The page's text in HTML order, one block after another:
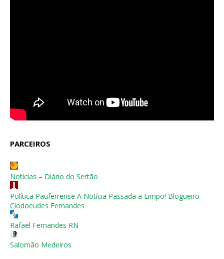
PARCEIROS
Notícias – Diário do Sertão
Política Pauferrense A Notícia Passada a Limpo! Blogueiro
Clodoeudes Fernandes
Rafael Fernandes RN
Salomão Medeiros